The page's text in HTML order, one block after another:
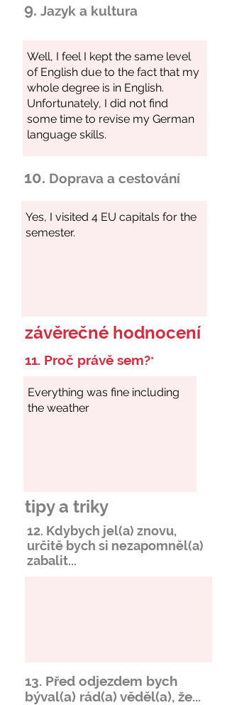
9. Jazyk a kultura
10. Doprava a cestování
závěrečné hodnocení
11. Proč právě sem?*
tipy a triky
12. Kdybych jel(a) znovu,
určitě bych si nezapomněl(a)
zabalit...
13. Před odjezdem bych
býval(a) rád(a) věděl(a), že...